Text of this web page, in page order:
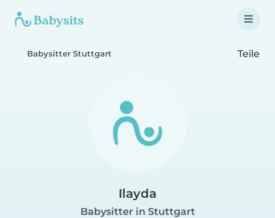
Babysitter Stuttgart Teile
Ilayda
Babysitter in Stuttgart